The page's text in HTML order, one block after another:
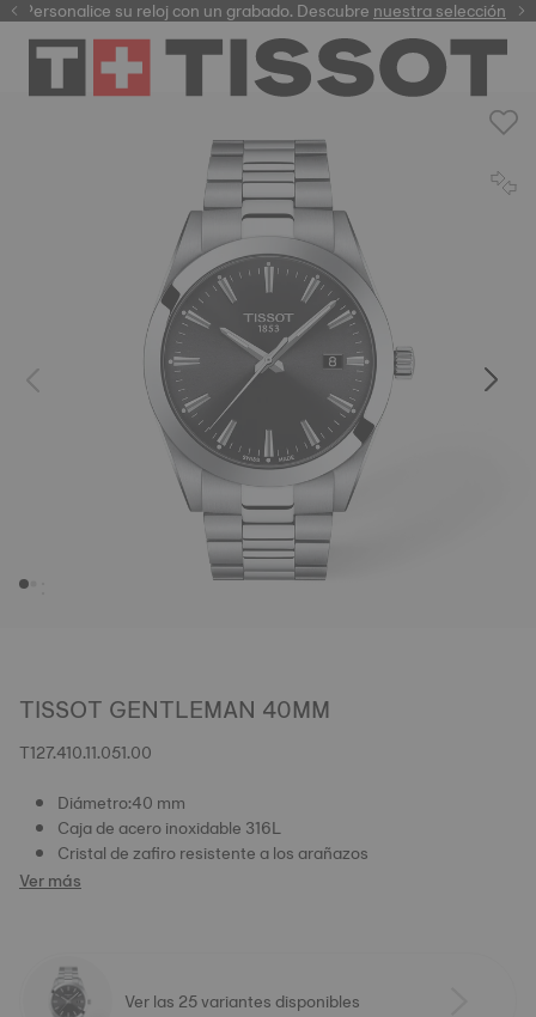
Personalice su reloj con un grabado. Descubrenuestra selección
garantía digital
TISSOT GENTLEMAN 40MM
T127.410.11.051.00
Diámetro:40 mm
Caja de acero inoxidable 316L
Cristal de zafiro resistente a los arañazos
Ver más
Ver las 25 variantes disponibles